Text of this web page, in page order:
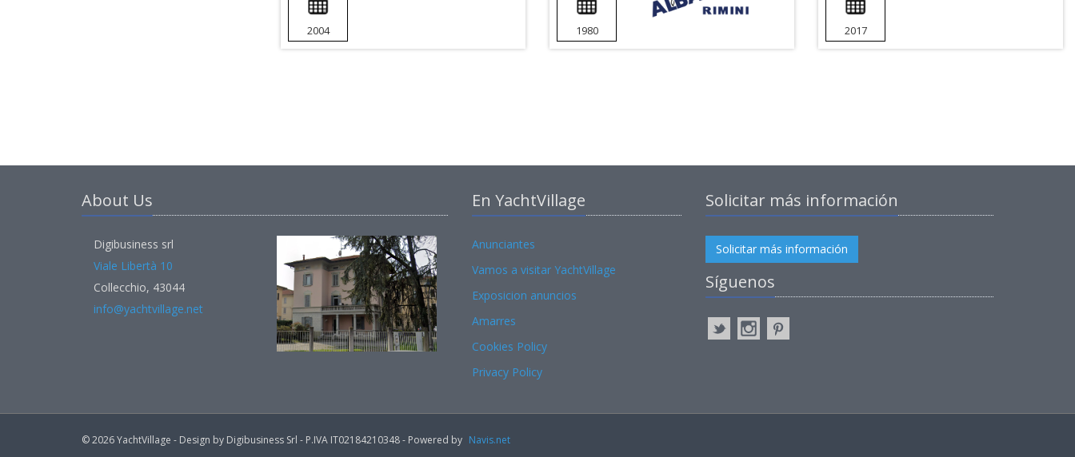
2004 1980 2017
About Us
Digibusiness srl
Viale Libertà 10
Collecchio, 43044
info@yachtvillage.net
En YachtVillage
Anunciantes
Vamos a visitar YachtVillage
Exposicion anuncios
Amarres
Cookies Policy
Privacy Policy
Solicitar más información
Solicitar más información
Síguenos
© 2026 YachtVillage - Design by Digibusiness Srl - P.IVA IT02184210348 - Powered by Navis.net